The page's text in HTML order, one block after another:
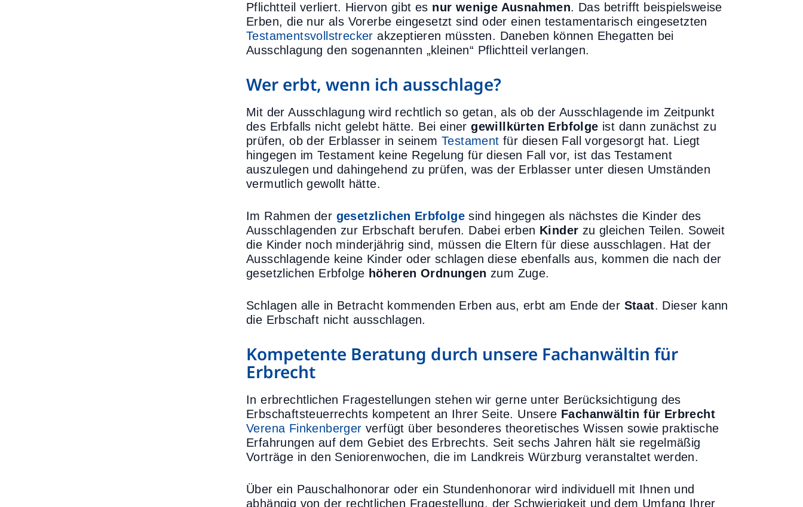
Pflichtteil verliert. Hiervon gibt es nur wenige Ausnahmen. Das betrifft beispielsweise
Erben, die nur als Vorerbe eingesetzt sind oder einen testamentarisch eingesetzten
Testamentsvollstreckerakzeptieren müssten. Daneben können Ehegatten bei
Ausschlagung den sogenannten „kleinen“ Pflichtteil verlangen.
Wer erbt, wenn ich ausschlage?
Mit der Ausschlagung wird rechtlich so getan, als ob der Ausschlagende im Zeitpunkt
des Erbfalls nicht gelebt hätte. Bei einergewillkürten Erbfolge ist dann zunächst zu
prüfen, ob der Erblasser in seinem Testamentfür diesen Fall vorgesorgt hat. Liegt
hingegen im Testament keine Regelung für diesen Fall vor, ist das Testament
auszulegen und dahingehend zu prüfen, was der Erblasser unter diesen Umständen
vermutlich gewollt hätte.
Im Rahmen der gesetzlichen Erbfolge sind hingegen als nächstes die Kinder des
Ausschlagenden zur Erbschaft berufen. Dabei erben Kinder zu gleichen Teilen. Soweit
die Kinder noch minderjährig sind, müssen die Eltern für diese ausschlagen. Hat der
Ausschlagende keine Kinder oder schlagen diese ebenfalls aus, kommen die nach der
gesetzlichen Erbfolge höheren Ordnungen zum Zuge.
Schlagen alle in Betracht kommenden Erben aus, erbt am Ende der Staat. Dieser kann
die Erbschaft nicht ausschlagen.
Kompetente Beratung durch unsere Fachanwältin für
Erbrecht
In erbrechtlichen Fragestellungen stehen wir gerne unter Berücksichtigung des
Erbschaftsteuerrechts kompetent an Ihrer Seite. Unsere Fachanwältin für Erbrecht
Verena Finkenberger verfügt über besonderes theoretisches Wissen sowie praktische
Erfahrungen auf dem Gebiet des Erbrechts. Seit sechs Jahren hält sie regelmäßig
Vorträge in den Seniorenwochen, die im Landkreis Würzburg veranstaltet werden.
Über ein Pauschalhonorar oder ein Stundenhonorar wird individuell mit Ihnen und
abhängig von der rechtlichen Fragestellung, der Schwierigkeit und dem Umfang Ihrer